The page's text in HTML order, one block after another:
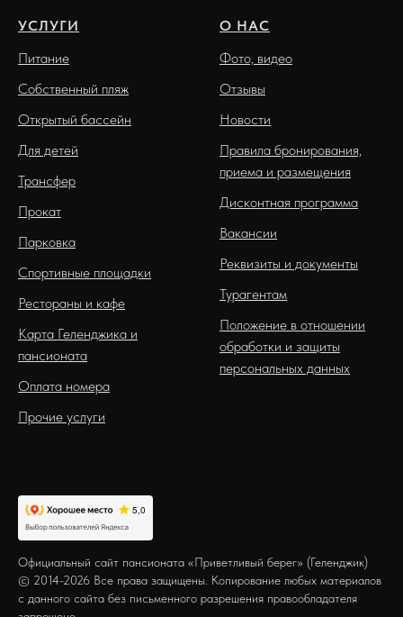
УСЛУГИ
Питание
Собственный пляж
Открытый бассейн
Для детей
Трансфер
Прокат
Парковка
Спортивные площадки
Рестораны и кафе
Карта Геленджика и
пансионата
Оплата номера
Прочие услуги
О НАС
Фото, видео
Отзывы
Новости
Правила бронирования,
приема и размещения
Дисконтная программа
Вакансии
Реквизиты и документы
Турагентам
Положение в отношении
обработки и защиты
персональных данных
Официальный сайт пансионата «Приветливый берег» (Геленджик)
© 2014-2026 Все права защищены. Копирование любых материалов
с данного сайта без письменного разрешения правообладателя